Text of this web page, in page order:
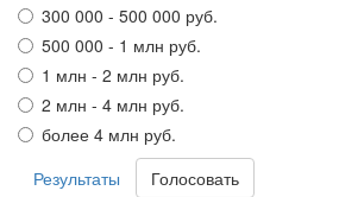
300 000 - 500 000 руб.
500 000 - 1 млн руб.
1 млн - 2 млн руб.
2 млн - 4 млн руб.
более 4 млн руб.
Результаты